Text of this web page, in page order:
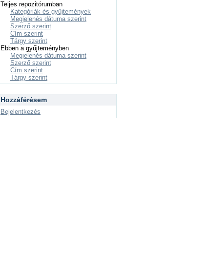
Teljes repozitórumban
Kategóriák és gyűjtemények
Megjelenés dátuma szerint
Szerző szerint
Cím szerint
Tárgy szerint
Ebben a gyűjteményben
Megjelenés dátuma szerint
Szerző szerint
Cím szerint
Tárgy szerint
Hozzáférésem
Bejelentkezés